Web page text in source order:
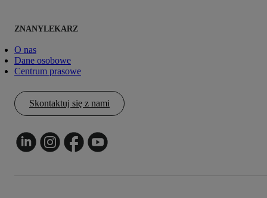
ZNANYLEKARZ
O nas
Dane osobowe
Centrum prasowe
Skontaktuj się z nami